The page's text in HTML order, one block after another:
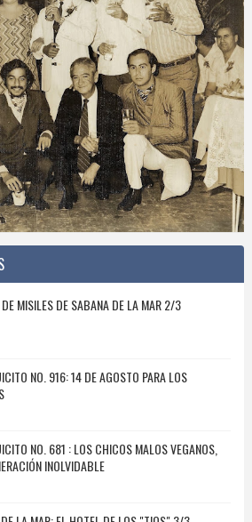
MISILES DE SABANA DE LA MAR 2/3
NO. 916: 14 DE AGOSTO PARA LOS
NO. 681 : LOS CHICOS MALOS VEGANOS,
INOLVIDABLE